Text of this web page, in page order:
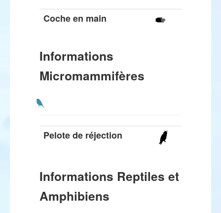
Coche en main
Informations
Micromammifères
Pelote de réjection
Informations Reptiles et
Amphibiens